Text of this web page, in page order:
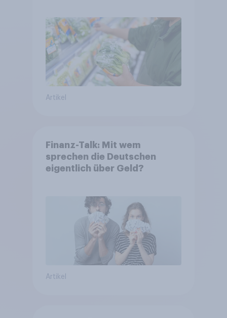
Artikel
Finanz-Talk: Mit wem
sprechen die Deutschen
eigentlich über Geld?
Artikel